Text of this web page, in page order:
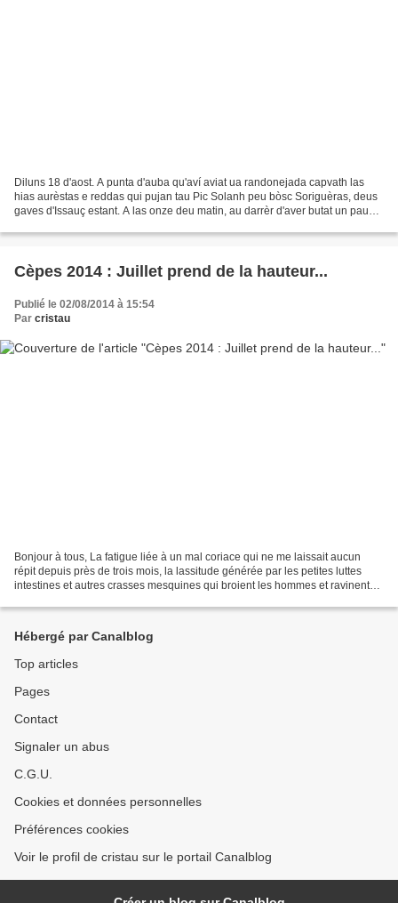
Diluns 18 d'aost. A punta d'auba qu'aví aviat ua randonejada capvath las
hias aurèstas e reddas qui pujan tau Pic Solanh peu bòsc Soriguèras, deus
gaves d'Issauç estant. A las onze deu matin, au darrèr d'aver butat un pausòt
Cèpes 2014 : Juillet prend de la hauteur...
Publié le 02/08/2014 à 15:54
Par cristau
Bonjour à tous, La fatigue liée à un mal coriace qui ne me laissait aucun
répit depuis près de trois mois, la lassitude générée par les petites luttes
intestines et autres crasses mesquines qui broient les hommes et ravinent
Hébergé par Canalblog
Top articles
Pages
Contact
Signaler un abus
C.G.U.
Cookies et données personnelles
Préférences cookies
Voir le profil de cristau sur le portail Canalblog